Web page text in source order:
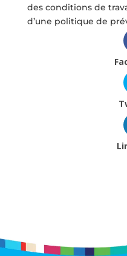
des conditions de
d’une politique de